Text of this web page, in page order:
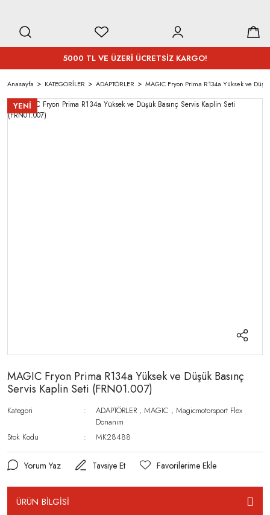
5000 TL VE ÜZERİ ÜCRETSİZ KARGO!
Anasayfa KATEGORİLER ADAPTÖRLER MAGIC Fryon Prima R134a Yüksek ve
YENİ
MAGIC Fryon Prima R134a Yüksek ve Düşük Basınç
Servis Kaplin Seti (FRN01.007)
Kategori ADAPTÖRLER ,MAGIC ,Magicmotorsport Flex
Donanım
Stok Kodu
MK28488
Yorum Yaz Tavsiye Et
ÜRÜN BİLGİSİ